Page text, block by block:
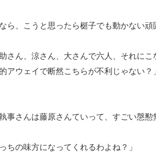
、こうと思ったら梃子でも動かない頑
ん、涼さん、大さんで六人、それに
ウェイで断然こちらが不利じゃない？
事さんは藤原さんていって、すごい慇
の味方になってくれるわよね？」